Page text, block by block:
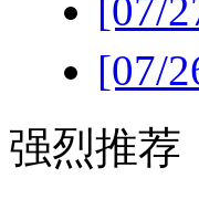
[07/
[07/
强烈推荐